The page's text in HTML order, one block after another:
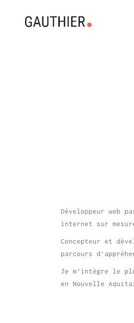
Développeur web
internet sur
Concepteur et
parcours
Je m’intègre le
en Nouvelle